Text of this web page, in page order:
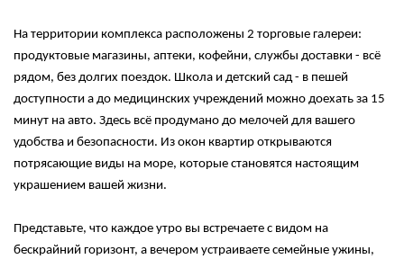
На территории комплекса расположены 2 торговые галереи:
продуктовые магазины, аптеки, кофейни, службы доставки - всё
рядом, без долгих поездок. Школа и детский сад - в пешей
доступности а до медицинских учреждений можно доехать за 15
минут на авто. Здесь всё продумано до мелочей для вашего
удобства и безопасности. Из окон квартир открываются
потрясающие виды на море, которые становятся настоящим
украшением вашей жизни.
Представьте, что каждое утро вы встречаете с видом на
бескрайний горизонт, а вечером устраиваете семейные ужины,